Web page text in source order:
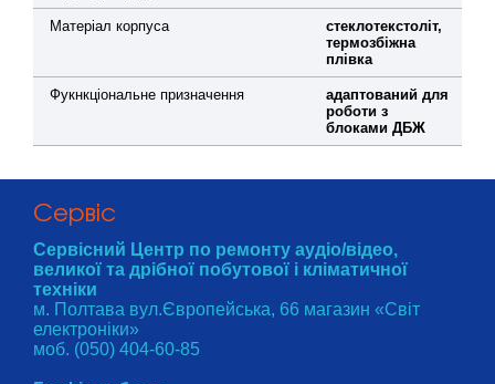
Матеріал корпуса
стеклотекстоліт,
термозбіжна
плівка
Фукнкціональне призначення
адаптований для
роботи з
блоками ДБЖ
Cервіс
Сервісний Центр по ремонту аудіо/відео,
великої та дрібної побутової і кліматичної
техніки
м. Полтава вул.Європейська, 66 магазин «Світ
електроніки»
моб. (050) 404-60-85